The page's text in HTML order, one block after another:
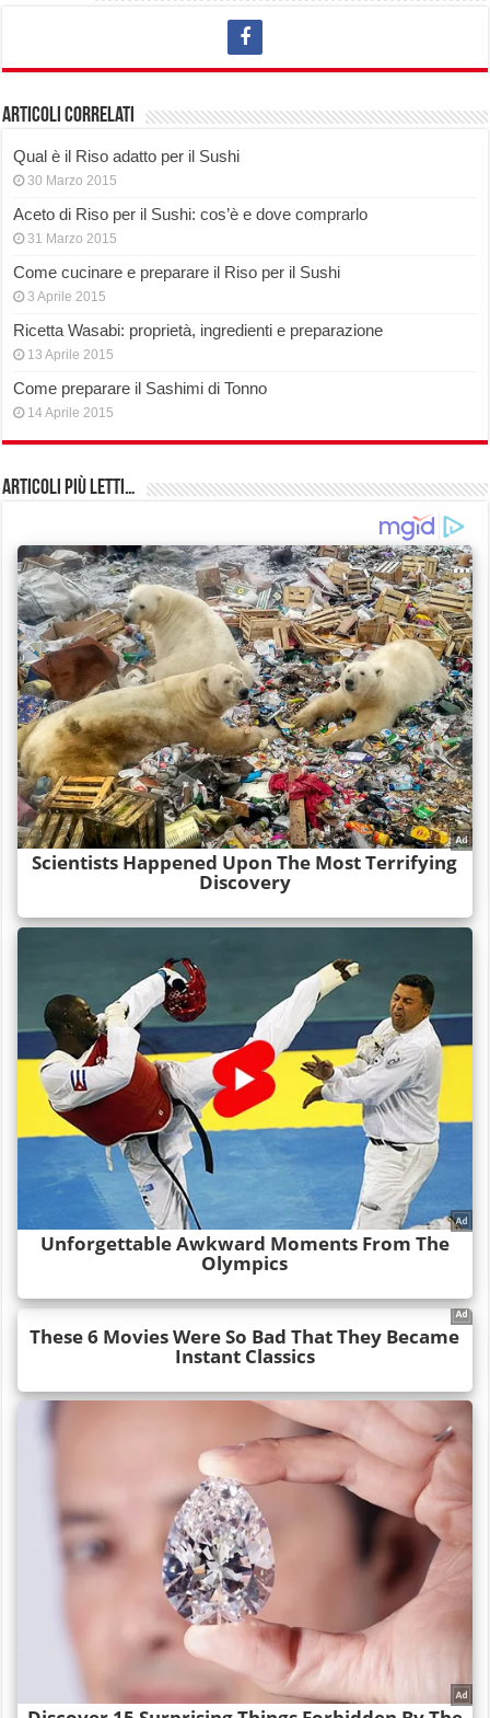
Articoli correlati
Qual è il Riso adatto per il Sushi
30 Marzo 2015
Aceto di Riso per il Sushi: cos’è e dove comprarlo
31 Marzo 2015
Come cucinare e preparare il Riso per il Sushi
3 Aprile 2015
Ricetta Wasabi: proprietà, ingredienti e preparazione
13 Aprile 2015
Come preparare il Sashimi di Tonno
14 Aprile 2015
Articoli più Letti…